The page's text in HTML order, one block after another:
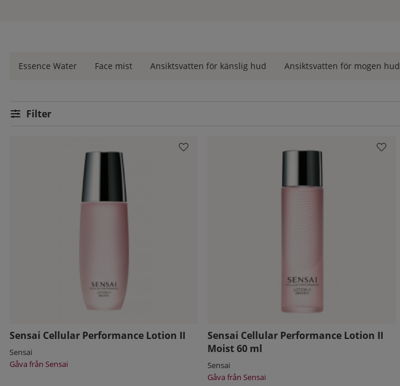
Essence Water Face mist Ansiktsvatten för känslig hud Ansiktsvatten för mogen hud
Filtrera
Sensai Cellular Performance Lotion II
Sensai
Gåva från Sensai
Sensai Cellular Performance Lotion II
Moist 60 ml
Sensai
Gåva från Sensai